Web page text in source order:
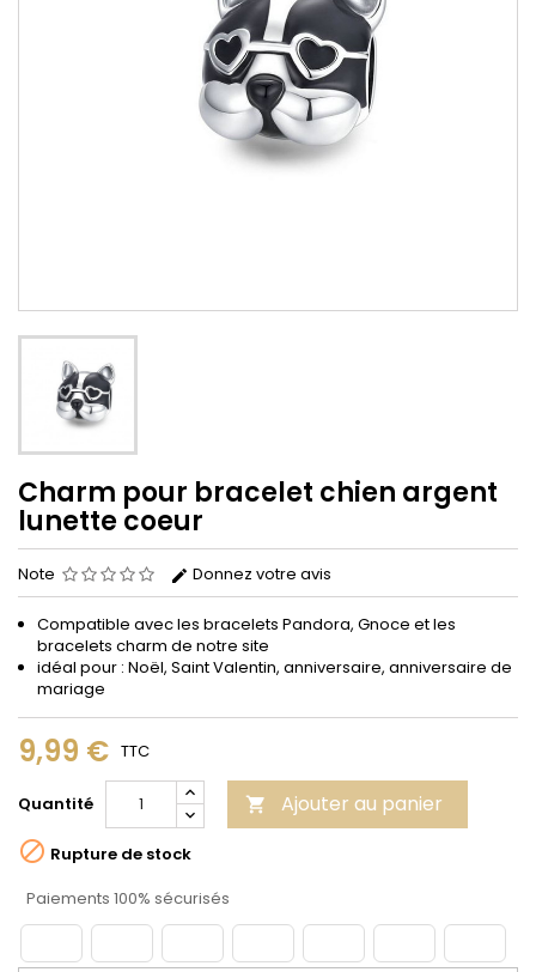
Charm pour bracelet chien argent
lunette coeur
Note Donnez votre avis
Compatible avec les bracelets Pandora, Gnoce et les
bracelets charm de notre site
idéal pour : Noël, Saint Valentin, anniversaire, anniversaire de
mariage
9,99 € TTC
Quantité  Ajouter au panier
 Rupture de stock
Paiements 100% sécurisés